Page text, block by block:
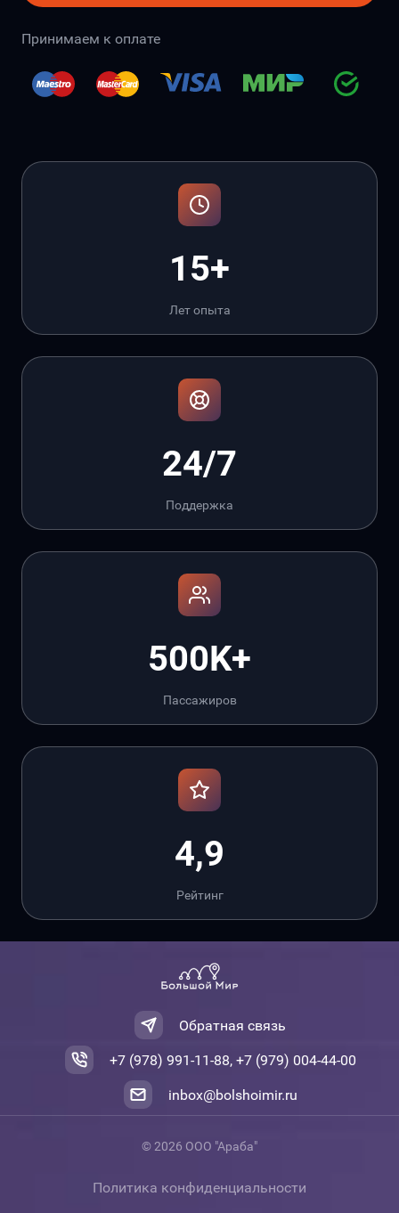
Принимаем к оплате
15+
Лет опыта
24/7
Поддержка
500K+
Пассажиров
4,9
Рейтинг
Обратная связь
+7 (978) 991-11-88, +7 (979) 004-44-00
inbox@bolshoimir.ru
© 2026 ООО "Араба"
Политика конфиденциальности